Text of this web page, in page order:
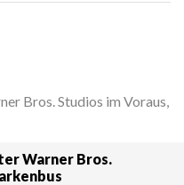
Bros. Studios im Voraus,
Warner Bros.